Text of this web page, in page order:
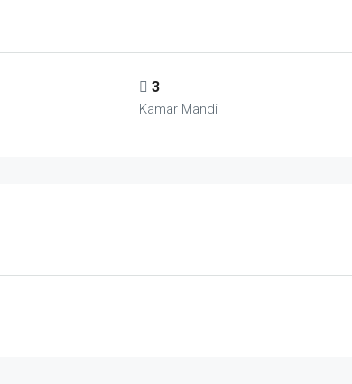
3
Kamar Mandi